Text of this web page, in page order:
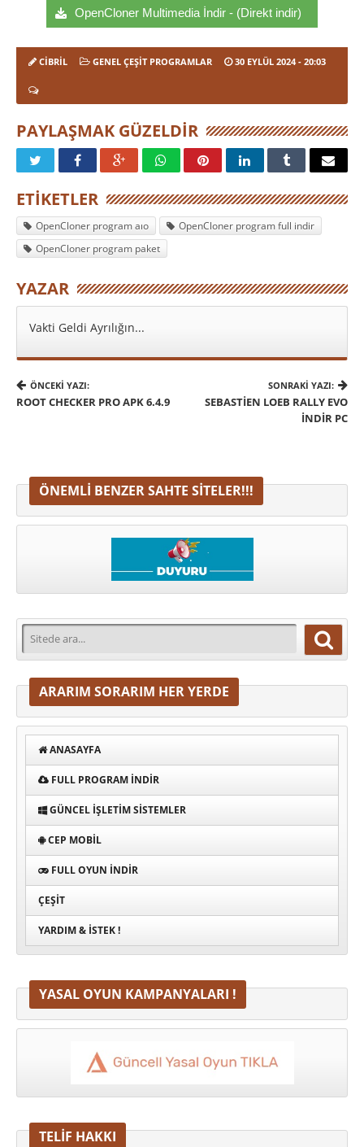
OpenCloner Multimedia İndir - (Direkt indir)
CIBRIL GENEL ÇEŞIT PROGRAMLAR 30 EYLÜL 2024- 20:03
PAYLAŞMAK GÜZELDIR
ETIKETLER
OpenCloner program aıo
OpenCloner program full indir
OpenCloner program paket
YAZAR
Vakti Geldi Ayrılığın...
ÖNCEKI YAZI:
ROOT CHECKER PRO APK 6.4.9
SONRAKI YAZI:
SEBASTIEN LOEB RALLY EVO
İNDIR PC
ÖNEMLI BENZER SAHTE SITELER!!!
ARARIM SORARIM HER YERDE
ANASAYFA
FULL PROGRAM INDIR
GÜNCEL İŞLETIM SISTEMLER
CEP MOBIL
FULL OYUN İNDIR
ÇEŞIT
YARDIM & İSTEK !
YASAL OYUN KAMPANYALARI !
TELİF HAKKI